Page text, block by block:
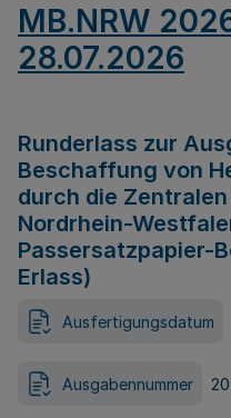
MB.NRW
28.07.2026
Runderlass zur
Beschaffung von
durch die
Nordrhein-
Passersatzpapier-
Erlass)
Ausfertigungsdatum
Ausgabennummer